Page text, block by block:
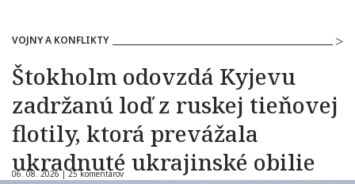
VOJNY A KONFLIKTY
Štokholm odovzdá Kyjevu
zadržanú loď z ruskej tieňovej
flotily, ktorá prevážala
ukradnuté ukrajinské obilie
06. 08. 2026 |25 komentárov